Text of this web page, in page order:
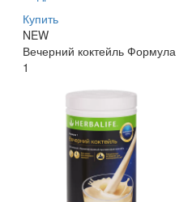
Купить
NEW
Вечерний коктейль Формула
1